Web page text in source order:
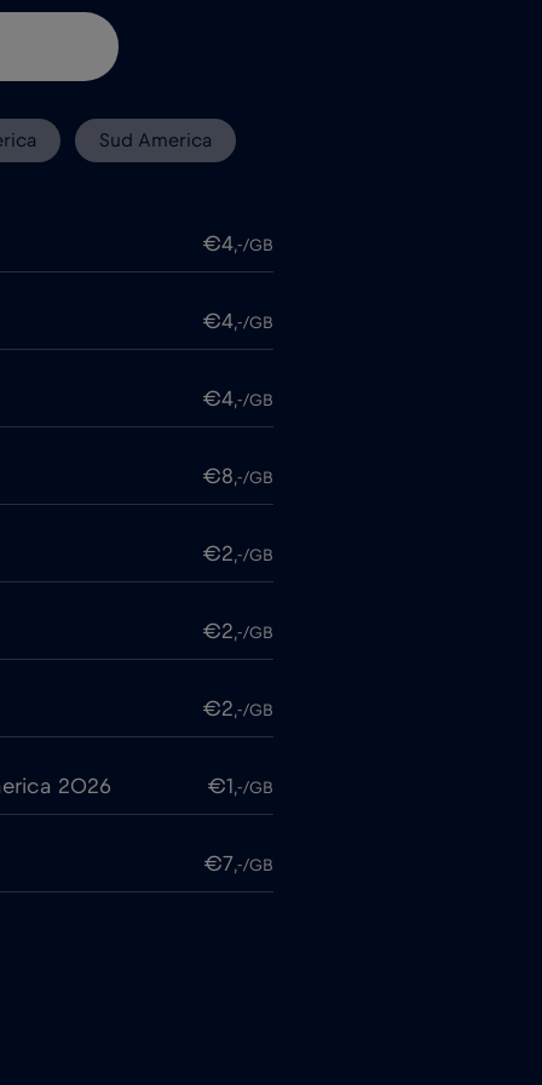
Sud America
€4,-/GB
€4,-/GB
€4,-/GB
€8,-/GB
€2,-/GB
€2,-/GB
€2,-/GB
2026 €1 ,-/GB
€7,-/GB